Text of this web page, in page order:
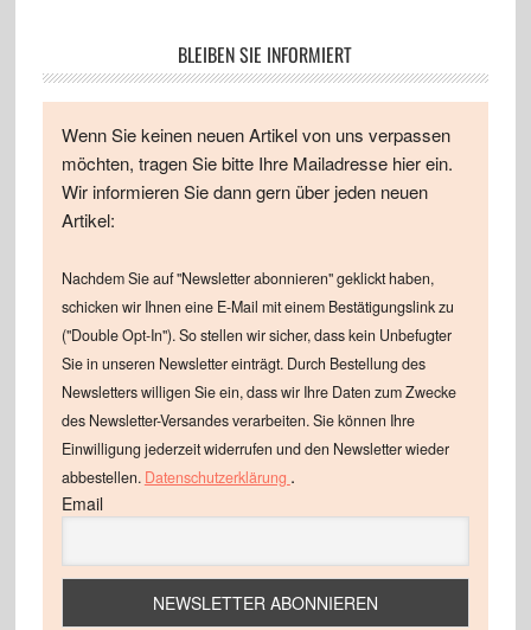
BLEIBEN SIE INFORMIERT
Wenn Sie keinen neuen Artikel von uns verpassen
möchten, tragen Sie bitte Ihre Mailadresse hier ein.
Wir informieren Sie dann gern über jeden neuen
Artikel:
Nachdem Sie auf "Newsletter abonnieren" geklickt haben,
schicken wir Ihnen eine E-Mail mit einem Bestätigungslink zu
("Double Opt-In"). So stellen wir sicher, dass kein Unbefugter
Sie in unseren Newsletter einträgt. Durch Bestellung des
Newsletters willigen Sie ein, dass wir Ihre Daten zum Zwecke
des Newsletter-Versandes verarbeiten. Sie können Ihre
Einwilligung jederzeit widerrufen und den Newsletter wieder
abbestellen. Datenschutzerklärung .
Email